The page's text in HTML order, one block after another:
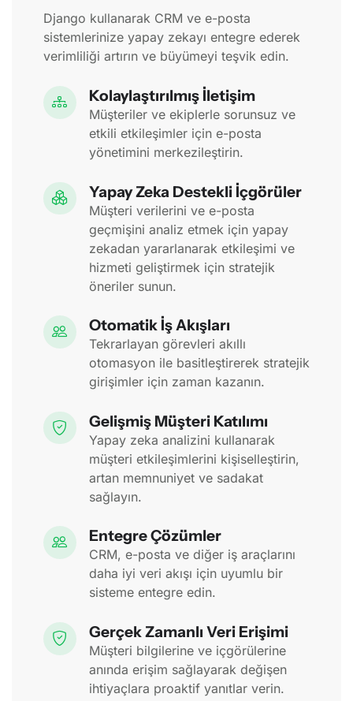
Django kullanarak CRM ve e-posta
sistemlerinize yapay zekayı entegre ederek
verimliliği artırın ve büyümeyi teşvik edin.
Kolaylaştırılmış İletişim
Müşteriler ve ekiplerle sorunsuz ve
etkili etkileşimler için e-posta
yönetimini merkezileştirin.
Yapay Zeka Destekli İçgörüler
Müşteri verilerini ve e-posta
geçmişini analiz etmek için yapay
zekadan yararlanarak etkileşimi ve
hizmeti geliştirmek için stratejik
öneriler sunun.
Otomatik İş Akışları
Tekrarlayan görevleri akıllı
otomasyon ile basitleştirerek stratejik
girişimler için zaman kazanın.
Gelişmiş Müşteri Katılımı
Yapay zeka analizini kullanarak
müşteri etkileşimlerini kişiselleştirin,
artan memnuniyet ve sadakat
sağlayın.
Entegre Çözümler
CRM, e-posta ve diğer iş araçlarını
daha iyi veri akışı için uyumlu bir
sisteme entegre edin.
Gerçek Zamanlı Veri Erişimi
Müşteri bilgilerine ve içgörülerine
anında erişim sağlayarak değişen
ihtiyaçlara proaktif yanıtlar verin.